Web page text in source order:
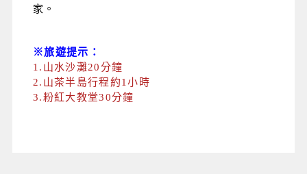
家。
※旅遊提示：
1.山水沙灘20分鐘
2.山茶半島行程約1小時
3.粉紅大教堂30分鐘